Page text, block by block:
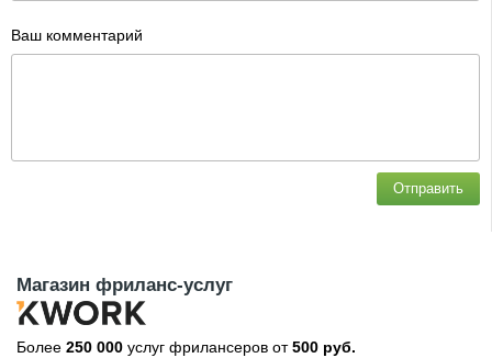
Ваш комментарий
Отправить
Магазин фриланс-услуг
Более 250 000 услуг фрилансеров от500 руб.